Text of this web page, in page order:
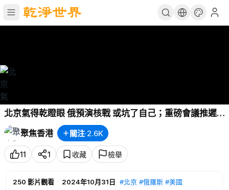
北京氣得乾瞪眼 俄預演核戰 或坑了自己；重磅會議推遲
習陷權力危機 謀借美國反擊【今日新聞】
聚焦香港
關注·2.6K
11 1 收藏 檢舉
250 影片觀看 · 2024年10月31日 #北京 #俄羅斯 #美國